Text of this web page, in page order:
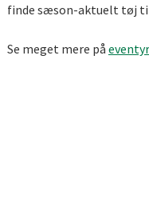
finde sæson-aktuelt tøj
Se meget mere på